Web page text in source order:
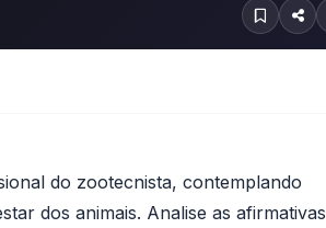
do zootecnista, contemplando
dos animais. Analise as afirmativas